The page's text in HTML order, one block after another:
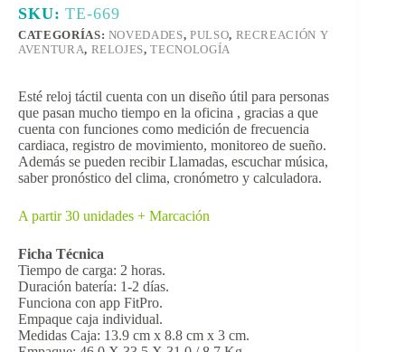
SKU:TE-669
CATEGORÍAS: NOVEDADES, PULSO, RECREACIÓN Y
AVENTURA, RELOJES,TECNOLOGÍA
Esté reloj táctil cuenta con un diseño útil para personas
que pasan mucho tiempo en la oficina , gracias a que
cuenta con funciones como medición de frecuencia
cardiaca, registro de movimiento, monitoreo de sueño.
Además se pueden recibir Llamadas, escuchar música,
saber pronóstico del clima, cronómetro y calculadora.
A partir 30 unidades + Marcación
Ficha Técnica
Tiempo de carga: 2 horas.
Duración batería: 1-2 días.
Funciona con app FitPro.
Empaque caja individual.
Medidas Caja: 13.9 cm x 8.8 cm x 3 cm.